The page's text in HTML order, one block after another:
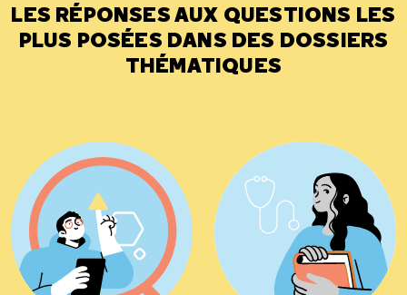
LES RÉPONSES AUX QUESTIONS LES
PLUS POSÉES DANS DES DOSSIERS
THÉMATIQUES